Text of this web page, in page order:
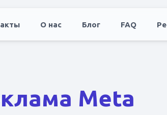
О нас Блог FAQ
Meta